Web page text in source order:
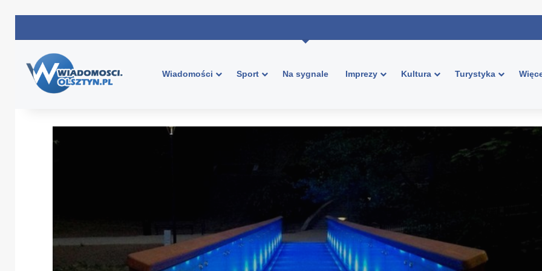
Wiadomości Sport Na sygnale Imprezy Kultura Turystyka